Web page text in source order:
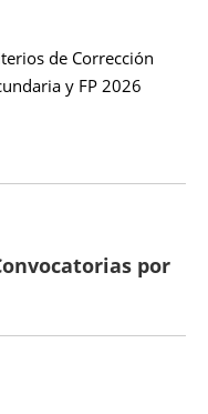
de Corrección
y FP 2026
por